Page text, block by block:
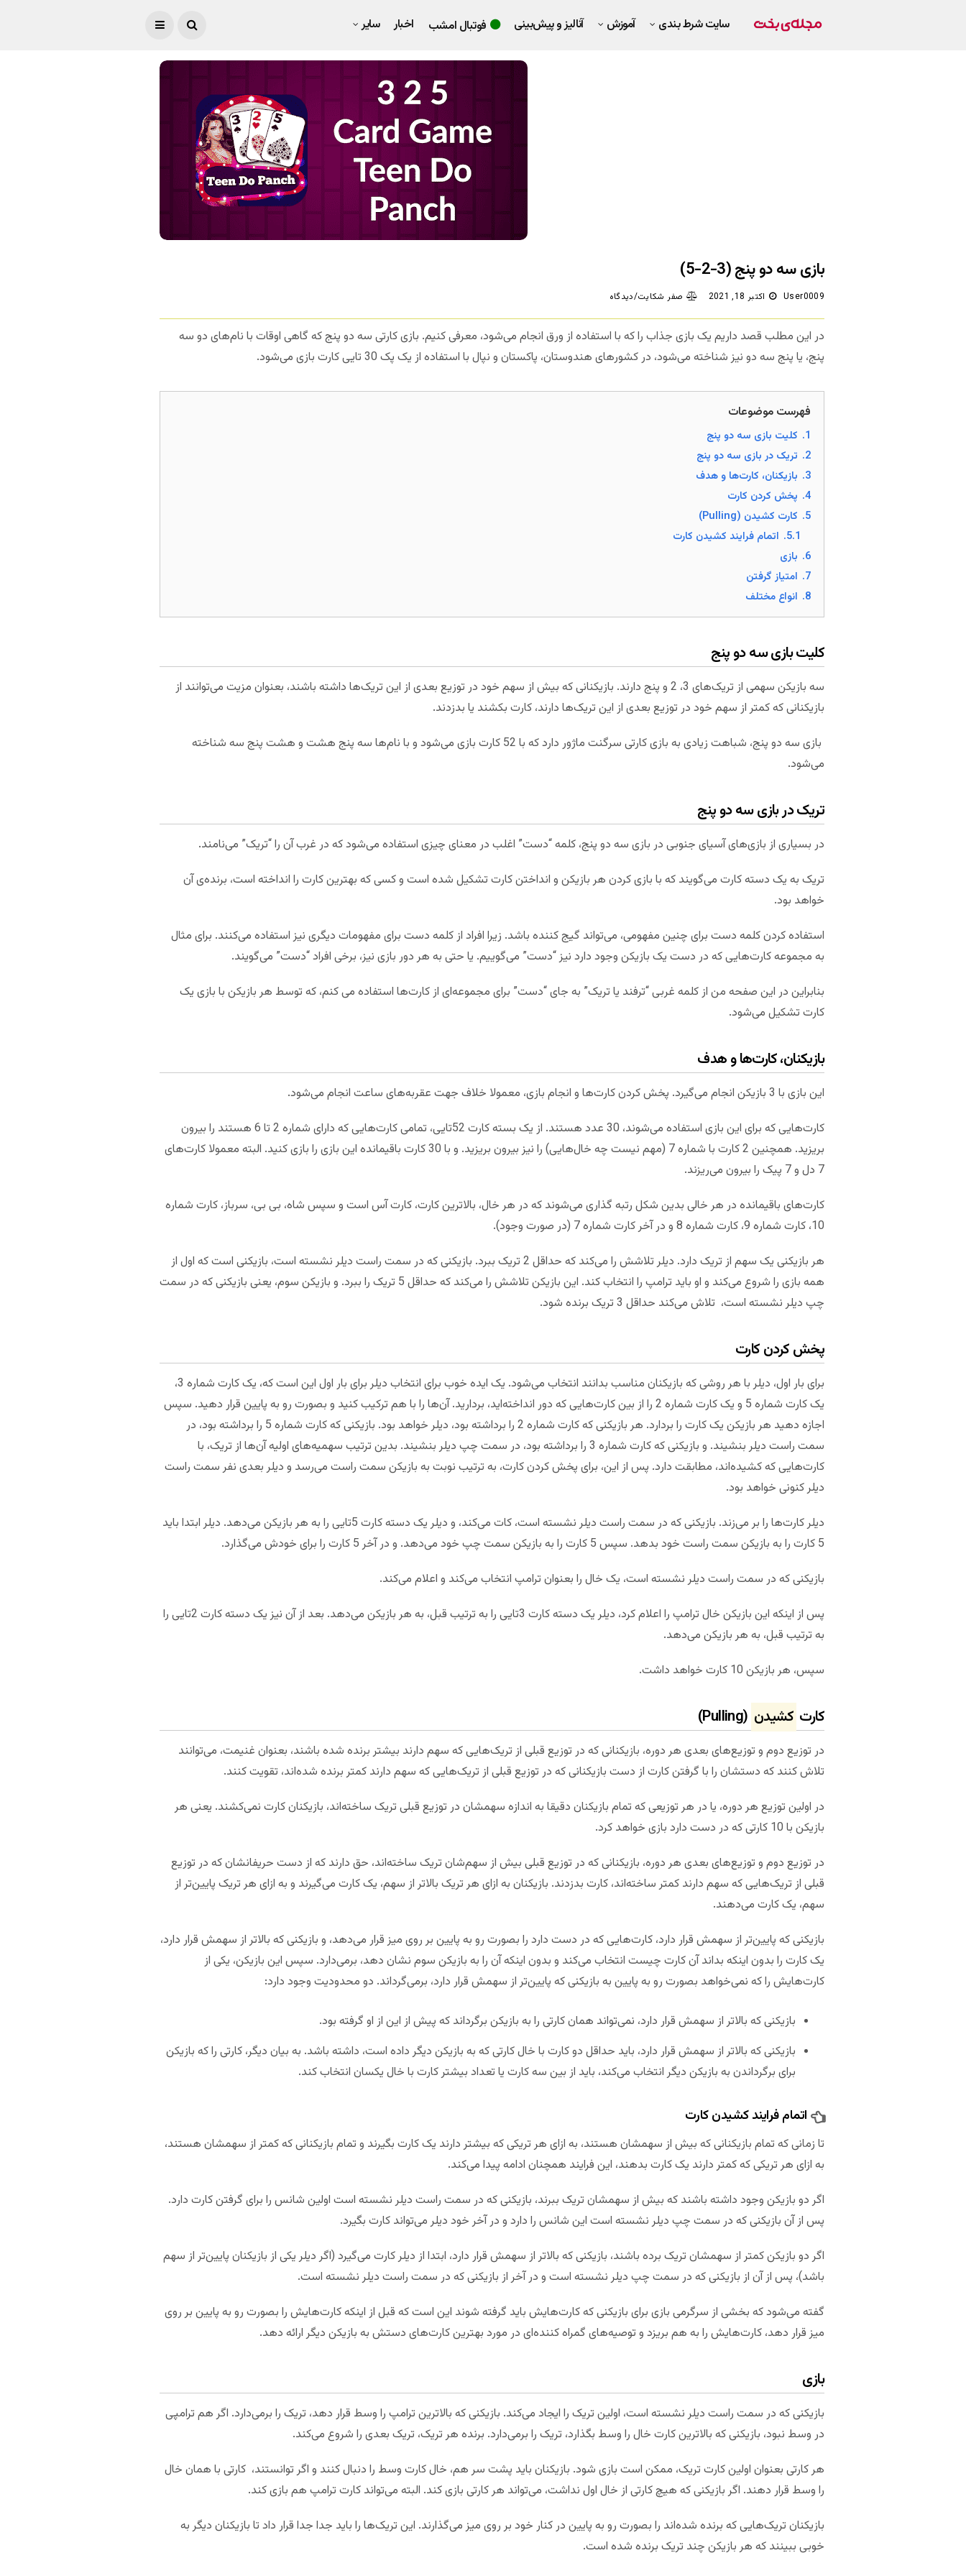
سایت شرط بندی آموزش آنالیز و پیش‌بینی فوتبال امشب اخبار سایر
بازی سه دو پنج (3-2-5)
User0009 اکتبر 18, 2021 صفر شکایت/دیدگاه
در این مطلب قصد داریم یک بازی جذاب را که با استفاده از ورق انجام می‌شود، معرفی کنیم. بازی کارتی سه دو پنج که گاهی اوقات با نام‌های دو سه
پنج، یا پنج سه دو نیز شناخته می‌شود، در کشورهای هندوستان، پاکستان و نپال با استفاده از یک پک 30 تایی کارت بازی می‌شود.
فهرست موضوعات
1. کلیت بازی سه دو پنج
2. تریک در بازی سه دو پنج
3. بازیکنان، کارت‌ها و هدف
4. پخش کردن کارت
5. کارت کشیدن (Pulling)
5.1. اتمام فرایند کشیدن کارت
6. بازی
7. امتیاز گرفتن
8. انواع مختلف
کلیت بازی سه دو پنج
سه بازیکن سهمی از تریک‌های 3، 2 و پنج دارند. بازیکنانی که بیش از سهم خود در توزیع بعدی از این تریک‌ها داشته باشند، بعنوان مزیت می‌توانند از
بازیکنانی که کمتر از سهم خود در توزیع بعدی از این تریک‌ها دارند، کارت بکشند یا بدزدند.
بازی سه دو پنج، شباهت زیادی به بازی کارتی سرگنت ماژور دارد که با 52 کارت بازی می‌شود و با نام‌ها سه پنج هشت و هشت پنج سه شناخته
می‌شود.
تریک در بازی سه دو پنج
در بسیاری از بازی‌های آسیای جنوبی در بازی سه دو پنج، کلمه “دست” اغلب در معنای چیزی استفاده می‌شود که در غرب آن را “تریک” می‌نامند.
تریک به یک دسته کارت می‌گویند که با بازی کردن هر بازیکن و انداختن کارت تشکیل شده است و کسی که بهترین کارت را انداخته است، برنده‌ی آن
خواهد بود.
استفاده کردن کلمه دست برای چنین مفهومی، می‌تواند گیج کننده باشد. زیرا افراد از کلمه دست برای مفهومات دیگری نیز استفاده می‌کنند. برای مثال
به مجموعه کارت‌هایی که در دست یک بازیکن وجود دارد نیز “دست” می‌گوییم. یا حتی به هر دور بازی نیز، برخی افراد “دست” می‌گویند.
بنابراین در این صفحه من از کلمه غربی “ترفند یا تریک” به جای “دست” برای مجموعه‌ای از کارت‌ها استفاده می کنم، که توسط هر بازیکن با بازی یک
کارت تشکیل می‌شود.
بازیکنان، کارت‌ها و هدف
این بازی با 3 بازیکن انجام می‌گیرد. پخش کردن کارت‌ها و انجام بازی، معمولا خلاف جهت عقربه‌های ساعت انجام می‌شود.
کارت‌هایی که برای این بازی استفاده می‌شوند، 30 عدد هستند. از یک بسته کارت 52تایی، تمامی کارت‌هایی که دارای شماره 2 تا 6 هستند را بیرون
بریزید. همچنین 2 کارت با شماره 7 (مهم نیست چه خال‌هایی) را نیز بیرون بریزید. و با 30 کارت باقیمانده این بازی را بازی کنید. البته معمولا کارت‌های
7 دل و 7 پیک را بیرون می‌ریزند.
کارت‌های باقیمانده در هر خالی بدین شکل رتبه گذاری می‌شوند که در هر خال، بالاترین کارت، کارت آس است و سپس شاه، بی بی، سرباز، کارت شماره
10، کارت شماره 9، کارت شماره 8 و در آخر کارت شماره 7 (در صورت وجود).
هر بازیکنی یک سهم از تریک دارد. دیلر تلاشش را می‌کند که حداقل 2 تریک ببرد. بازیکنی که در سمت راست دیلر نشسته است، بازیکنی است که اول از
همه بازی را شروع می‌کند و او باید ترامپ را انتخاب کند. این بازیکن تلاشش را می‌کند که حداقل 5 تریک را ببرد. و بازیکن سوم، یعنی بازیکنی که در سمت
چپ دیلر نشسته است، تلاش می‌کند حداقل 3 تریک برنده شود.
پخش کردن کارت
برای بار اول، دیلر با هر روشی که بازیکنان مناسب بدانند انتخاب می‌شود. یک ایده خوب برای انتخاب دیلر برای بار اول این است که، یک کارت شماره 3،
یک کارت شماره 5 و یک کارت شماره 2 را از بین کارت‌هایی که دور انداخته‌اید، بردارید. آن‌ها را با هم ترکیب کنید و بصورت رو به پایین قرار دهید. سپس
اجازه دهید هر بازیکن یک کارت را بردارد. هر بازیکنی که کارت شماره 2 را برداشته بود، دیلر خواهد بود. بازیکنی که کارت شماره 5 را برداشته بود، در
سمت راست دیلر بنشیند. و بازیکنی که کارت شماره 3 را برداشته بود، در سمت چپ دیلر بنشیند. بدین ترتیب سهمیه‌های اولیه آن‌ها از تریک، با
کارت‌هایی که کشیده‌اند، مطابقت دارد. پس از این، برای پخش کردن کارت، به ترتیب نوبت به بازیکن سمت راست می‌رسد و دیلر بعدی نفر سمت راست
دیلر کنونی خواهد بود.
دیلر کارت‌ها را بر می‌زند. بازیکنی که در سمت راست دیلر نشسته است، کات می‌کند، و دیلر یک دسته کارت 5تایی را به هر بازیکن می‌دهد. دیلر ابتدا باید
5 کارت را به بازیکن سمت راست خود بدهد. سپس 5 کارت را به بازیکن سمت چپ خود می‌دهد. و در آخر 5 کارت را برای خودش می‌گذارد.
بازیکنی که در سمت راست دیلر نشسته است، یک خال را بعنوان ترامپ انتخاب می‌کند و اعلام می‌کند.
پس از اینکه این بازیکن خال ترامپ را اعلام کرد، دیلر یک دسته کارت 3تایی را به ترتیب قبل، به هر بازیکن می‌دهد. بعد از آن نیز یک دسته کارت 2تایی را
به ترتیب قبل، به هر بازیکن می‌دهد.
سپس، هر بازیکن 10 کارت خواهد داشت.
کارت کشیدن (Pulling)
در توزیع دوم و توزیع‌های بعدی هر دوره، بازیکنانی که در توزیع قبلی از تریک‌هایی که سهم دارند بیشتر برنده شده باشند، بعنوان غنیمت، می‌توانند
تلاش کنند که دستشان را با گرفتن کارت از دست بازیکنانی که در توزیع قبلی از تریک‌هایی که سهم دارند کمتر برنده شده‌اند، تقویت کنند.
در اولین توزیع هر دوره، یا در هر توزیعی که تمام بازیکنان دقیقا به اندازه سهمشان در توزیع قبلی تریک ساخته‌اند، بازیکنان کارت نمی‌کشند. یعنی هر
بازیکن با 10 کارتی که در دست دارد بازی خواهد کرد.
در توزیع دوم و توزیع‌های بعدی هر دوره، بازیکنانی که در توزیع قبلی بیش از سهم‌شان تریک ساخته‌اند، حق دارند که از دست حریفانشان که در توزیع
قبلی از تریک‌هایی که سهم دارند کمتر ساخته‌اند، کارت بدزدند. بازیکنان به ازای هر تریک بالاتر از سهم، یک کارت می‌گیرند و به ازای هر تریک پایین‌تر از
سهم، یک کارت می‌دهند.
بازیکنی که پایین‌تر از سهمش قرار دارد، کارت‌هایی که در دست دارد را بصورت رو به پایین بر روی میز قرار می‌دهد، و بازیکنی که بالاتر از سهمش قرار دارد،
یک کارت را بدون اینکه بداند آن کارت چیست انتخاب می‌کند و بدون اینکه آن را به بازیکن سوم نشان دهد، برمی‌دارد. سپس این بازیکن، یکی از
کارت‌هایش را که نمی‌خواهد بصورت رو به پایین به بازیکنی که پایین‌تر از سهمش قرار دارد، برمی‌گرداند. دو محدودیت وجود دارد:
بازیکنی که بالاتر از سهمش قرار دارد، نمی‌تواند همان کارتی را به بازیکن برگرداند که پیش از این از او گرفته بود.
بازیکنی که بالاتر از سهمش قرار دارد، باید حداقل دو کارت با خال کارتی که به بازیکن دیگر داده است، داشته باشد. به بیان دیگر، کارتی را که بازیکن
برای برگرداندن به بازیکن دیگر انتخاب می‌کند، باید از بین سه کارت یا تعداد بیشتر کارت با خال یکسان انتخاب کند.
اتمام فرایند کشیدن کارت
تا زمانی که تمام بازیکنانی که بیش از سهمشان هستند، به ازای هر تریکی که بیشتر دارند یک کارت بگیرند و تمام بازیکنانی که کمتر از سهمشان هستند،
به ازای هر تریکی که کمتر دارند یک کارت بدهند، این فرایند همچنان ادامه پیدا می‌کند.
اگر دو بازیکن وجود داشته باشند که بیش از سهمشان تریک ببرند، بازیکنی که در سمت راست دیلر نشسته است اولین شانس را برای گرفتن کارت دارد.
پس از آن بازیکنی که در سمت چپ دیلر نشسته است این شانس را دارد و در آخر خود دیلر می‌تواند کارت بگیرد.
اگر دو بازیکن کمتر از سهمشان تریک برده باشند، بازیکنی که بالاتر از سهمش قرار دارد، ابتدا از دیلر کارت می‌گیرد (اگر دیلر یکی از بازیکنان پایین‌تر از سهم
باشد)، پس از آن از بازیکنی که در سمت چپ دیلر نشسته است و در آخر از بازیکنی که در سمت راست دیلر نشسته است.
گفته می‌شود که بخشی از سرگرمی بازی برای بازیکنی که کارت‌هایش باید گرفته شوند این است که قبل از اینکه کارت‌هایش را بصورت رو به پایین بر روی
میز قرار دهد، کارت‌هایش را به هم بریزد و توصیه‌های گمراه کننده‌ای در مورد بهترین کارت‌های دستش به بازیکن دیگر ارائه دهد.
بازی
بازیکنی که در سمت راست دیلر نشسته است، اولین تریک را ایجاد می‌کند. بازیکنی که بالاترین ترامپ را وسط قرار دهد، تریک را برمی‌دارد. اگر هم ترامپی
در وسط نبود، بازیکنی که بالاترین کارت خال را وسط بگذارد، تریک را برمی‌دارد. برنده هر تریک، تریک بعدی را شروع می‌کند.
هر کارتی بعنوان اولین کارت تریک، ممکن است بازی شود. بازیکنان باید پشت سر هم، خال کارت وسط را دنبال کنند و اگر توانستند، کارتی با همان خال
را وسط قرار دهند. اگر بازیکنی که هیچ کارتی از خال اول نداشت، می‌تواند هر کارتی بازی کند. البته می‌تواند کارت ترامپ هم بازی کند.
بازیکنان تریک‌هایی که برنده شده‌اند را بصورت رو به پایین در کنار خود بر روی میز می‌گذارند. این تریک‌ها را باید جدا جدا قرار داد تا بازیکنان دیگر به
خوبی ببینند که هر بازیکن چند تریک برنده شده است.